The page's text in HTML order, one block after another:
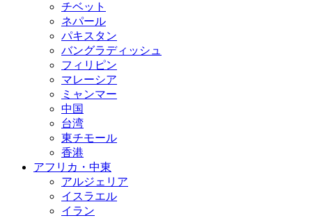
チベット
ネパール
パキスタン
バングラディッシュ
フィリピン
マレーシア
ミャンマー
中国
台湾
東チモール
香港
アフリカ・中東
アルジェリア
イスラエル
イラン